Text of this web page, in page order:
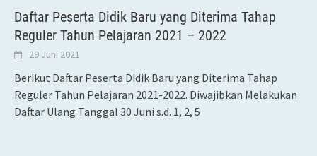
Daftar Peserta Didik Baru yang Diterima Tahap
Reguler Tahun Pelajaran 2021 – 2022
29 Juni 2021
Berikut Daftar Peserta Didik Baru yang Diterima Tahap
Reguler Tahun Pelajaran 2021-2022. Diwajibkan Melakukan
Daftar Ulang Tanggal 30 Juni s.d. 1, 2, 5